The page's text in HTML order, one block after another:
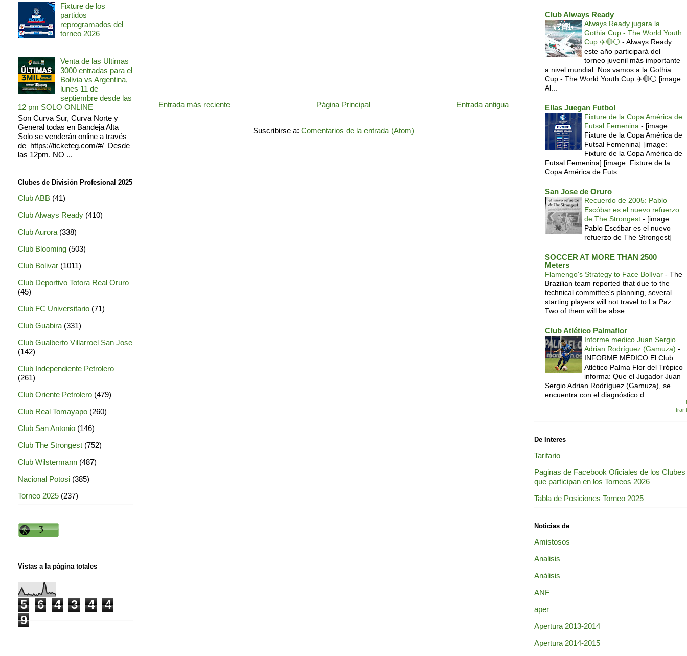
Entrada más reciente Entrada antigua
Página Principal
Suscribirse a: Comentarios de la entrada (Atom)
Fixture de los
partidos
reprogramados del
torneo 2026
Venta de las Ultimas
3000 entradas para el
Bolivia vs Argentina,
lunes 11 de
septiembre desde las
12 pm SOLO ONLINE
Son Curva Sur, Curva Norte y
General todas en Bandeja Alta
Solo se venderán online a través
de https://ticketeg.com/#/ Desde
las 12pm. NO ...
Clubes de División Profesional 2025
Club ABB (41)
Club Always Ready (410)
Club Aurora (338)
Club Blooming (503)
Club Bolivar (1011)
Club Deportivo Totora Real Oruro
(45)
Club FC Universitario (71)
Club Guabira (331)
Club Gualberto Villarroel San Jose
(142)
Club Independiente Petrolero
(261)
Club Oriente Petrolero (479)
Club Real Tomayapo (260)
Club San Antonio (146)
Club The Strongest (752)
Club Wilstermann (487)
Nacional Potosi (385)
Torneo 2025 (237)
Vistas a la página totales
5 6 4 3 4
4
9
Club Always Ready
Always Ready jugara la
Gothia Cup - The World Youth
Cup ✈️🔴⚪️ - Always Ready
este año participará del
torneo juvenil más importante
a nivel mundial. Nos vamos a la Gothia
Cup - The World Youth Cup ✈️🔴⚪️ [image:
Al...
Ellas Juegan Futbol
Fixture de la Copa América de
Futsal Femenina - [image:
Fixture de la Copa América de
Futsal Femenina] [image:
Fixture de la Copa América de
Futsal Femenina] [image: Fixture de la
Copa América de Futs...
San Jose de Oruro
Recuerdo de 2005: Pablo
Escóbar es el nuevo refuerzo
de The Strongest - [image:
Pablo Escóbar es el nuevo
refuerzo de The Strongest]
SOCCER AT MORE THAN 2500
Meters
Flamengo's Strategy to Face Bolívar - The
Brazilian team reported that due to the
technical committee's planning, several
starting players will not travel to La Paz.
Two of them will be abse...
Club Atlético Palmaflor
Informe medico Juan Sergio
Adrian Rodríguez (Gamuza) -
INFORME MÉDICO El Club
Atlético Palma Flor del Trópico
informa: Que el Jugador Juan
Sergio Adrian Rodríguez (Gamuza), se
encuentra con el diagnóstico d...
trar
De Interes
Tarifario
Paginas de Facebook Oficiales de los Clubes
que participan en los Torneos 2026
Tabla de Posiciones Torneo 2025
Noticias de
Amistosos
Analisis
Análisis
ANF
aper
Apertura 2013-2014
Apertura 2014-2015